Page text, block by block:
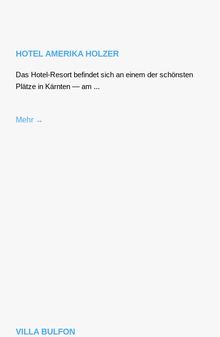
HOTEL AMERIKA HOLZER
Das Hotel-Resort befin­det sich an einem der schöns­ten
Plät­ze in Kärn­ten — am ...
Mehr →
VILLA BULFON